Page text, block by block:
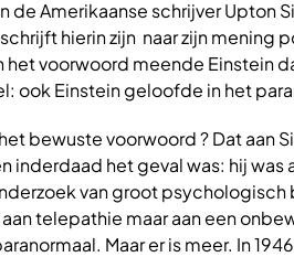
de Amerikaanse schrijver Upton
hierin zijn ­ naar zijn mening
het voorwoord meende Einstein
ook Einstein geloofde in het
bewuste voorwoord ? Dat aan
het geval was: hij was
van groot psychologisch
telepathie maar aan een
Maar er is meer. In